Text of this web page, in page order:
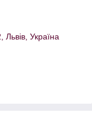
Україна